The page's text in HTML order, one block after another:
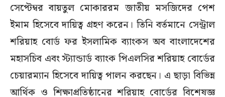
সেপ্টেম্বর বায়তুল মোকাররম জাতীয় মসজিদের পেশ
ইমাম হিসেবে দায়িত্ব গ্রহণ করেন। তিনি বর্তমানে সেন্ট্রাল
শরিয়াহ বোর্ড ফর ইসলামিক ব্যাংকস অব বাংলাদেশের
মহাসচিব এবং স্ট্যান্ডার্ড ব্যাংক পিএলসির শরিয়াহ বোর্ডের
চেয়ারম্যান হিসেবে দায়িত্ব পালন করছেন। এ ছাড়া বিভিন্ন
আর্থিক ও শিক্ষাপ্রতিষ্ঠানের শরিয়াহ বোর্ডের বিশেষজ্ঞ